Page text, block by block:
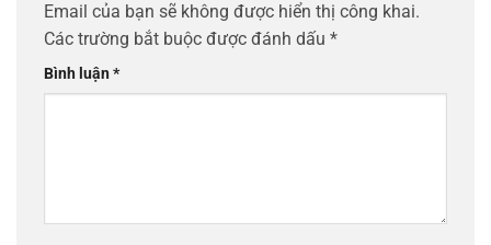
Email của bạn sẽ không được hiển thị công khai.
Các trường bắt buộc được đánh dấu *
Bình luận*